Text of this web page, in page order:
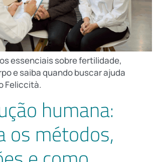
essenciais sobre fertilidade,
e saiba quando buscar ajuda
Feliccità.
humana:
os métodos,